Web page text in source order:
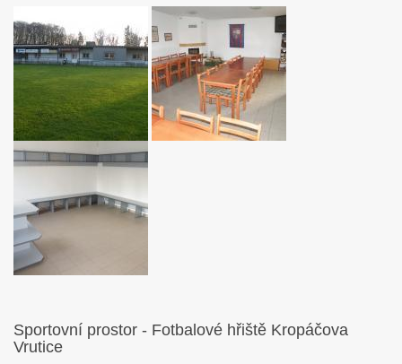
Sportovní prostor - Fotbalové hřiště Kropáčova
Vrutice